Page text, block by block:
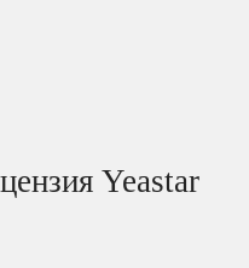
Yeastar